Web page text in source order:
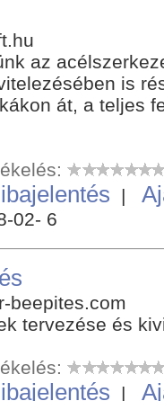
az
is
át, a teljes
|
02- 6
beepites.com
tervezése és
|